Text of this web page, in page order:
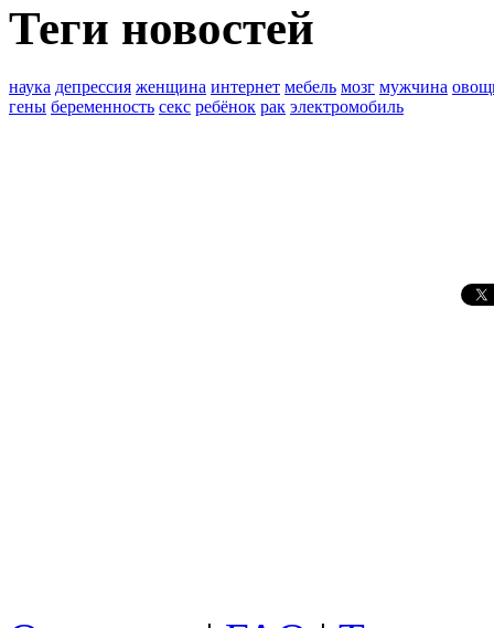
Теги новостей
наука депрессия женщина интернет мебель мозг мужчина
гены беременность секс ребёнок рак электромобиль